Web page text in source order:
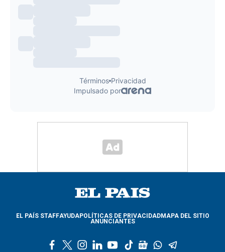
EL PAÍS STAFFAYUDAPOLÍTICAS DE PRIVACIDADMAPA DEL SITIO
ANUNCIANTES
l
y
t
g
w